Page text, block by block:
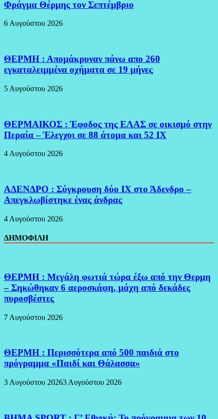
Φράγμα Θέρμης τον Σεπτέμβριο
6 Αυγούστου 2026
ΘΕΡΜΗ : Απομάκρυναν πάνω απο 260
εγκαταλειμμένα οχήματα σε 19 μήνες
5 Αυγούστου 2026
ΘΕΡΜΑΙΚΟΣ : Έφοδος της ΕΛΑΣ σε οικισμό στην
Περαία – Έλεγχοι σε 88 άτομα και 52 ΙΧ
4 Αυγούστου 2026
ΑΔΕΝΔΡΟ : Σύγκρουση δύο ΙΧ στο Άδενδρο –
Απεγκλωβίστηκε ένας άνδρας
4 Αυγούστου 2026
ΔΗΜΟΦΙΛΗ
ΘΕΡΜΗ : Μεγάλη φωτιά τώρα έξω από την Θερμη
– Σηκώθηκαν 6 αεροσκάφη, μάχη από δεκάδες
πυροσβέστες
7 Αυγούστου 2026
ΘΕΡΜΗ : Περισσότερα από 500 παιδιά στο
πρόγραμμα «Παιδί και Θάλασσα»
3 Αυγούστου 20263 Αυγούστου 2026